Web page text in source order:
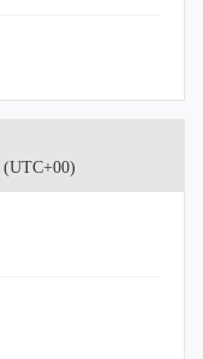
(UTC+00)